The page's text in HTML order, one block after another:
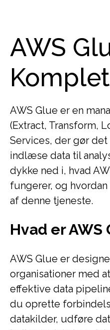
AWS
AWS Glue er en
(Extract, Transform,
Services, der gør
indlæse data til
dykke ned i, hvad
fungerer, og
af denne tjeneste.
Hvad er AWS
AWS Glue er
organisationer med
effektive data
du oprette
datakilder, udføre